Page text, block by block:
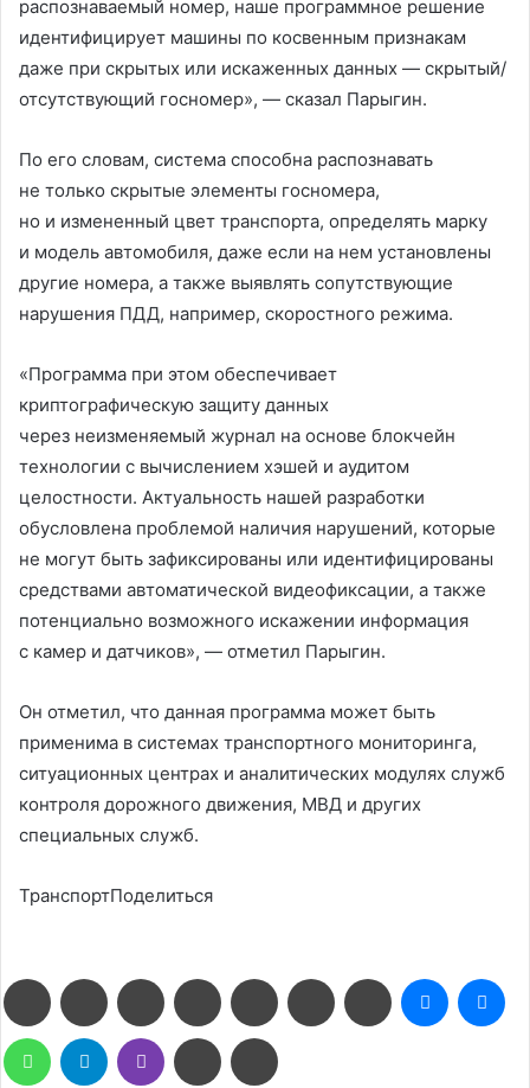
распознаваемый номер, наше программное решение
идентифицирует машины по косвенным признакам
даже при скрытых или искаженных данных — скрытый/
отсутствующий госномер», — сказал Парыгин.
По его словам, система способна распознавать
не только скрытые элементы госномера,
но и измененный цвет транспорта, определять марку
и модель автомобиля, даже если на нем установлены
другие номера, а также выявлять сопутствующие
нарушения ПДД, например, скоростного режима.
«Программа при этом обеспечивает
криптографическую защиту данных
через неизменяемый журнал на основе блокчейн
технологии с вычислением хэшей и аудитом
целостности. Актуальность нашей разработки
обусловлена проблемой наличия нарушений, которые
не могут быть зафиксированы или идентифицированы
средствами автоматической видеофиксации, а также
потенциально возможного искажении информация
с камер и датчиков», — отметил Парыгин.
Он отметил, что данная программа может быть
применима в системах транспортного мониторинга,
ситуационных центрах и аналитических модулях служб
контроля дорожного движения, МВД и других
специальных служб.
ТранспортПоделиться
FacebookTwitter LinkedIn Pinterest Reddit ВконтактеОдноклассники
Messenger
WhatsAppTelegram Viber
Поделиться
через